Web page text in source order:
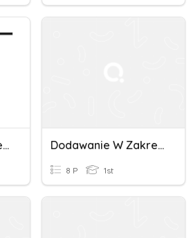
Dodawanie W Zakresie 100 Dodawanie W Zakresie 100
8 P 1st